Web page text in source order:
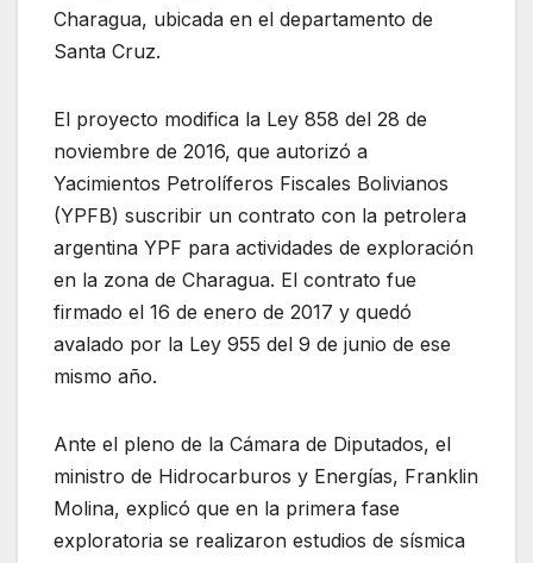
Charagua, ubicada en el departamento de
Santa Cruz.
El proyecto modifica la Ley 858 del 28 de
noviembre de 2016, que autorizó a
Yacimientos Petrolíferos Fiscales Bolivianos
(YPFB) suscribir un contrato con la petrolera
argentina YPF para actividades de exploración
en la zona de Charagua. El contrato fue
firmado el 16 de enero de 2017 y quedó
avalado por la Ley 955 del 9 de junio de ese
mismo año.
Ante el pleno de la Cámara de Diputados, el
ministro de Hidrocarburos y Energías, Franklin
Molina, explicó que en la primera fase
exploratoria se realizaron estudios de sísmica